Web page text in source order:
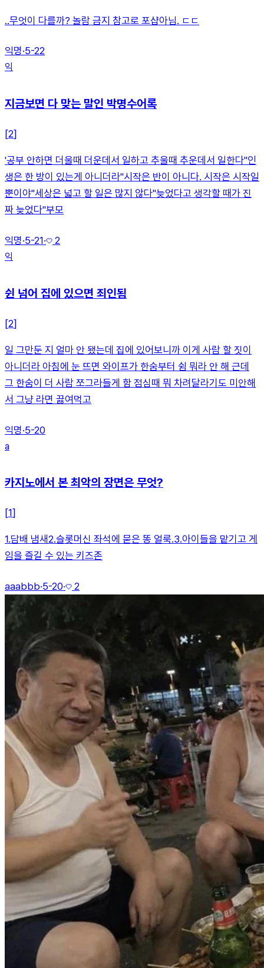
..무엇이 다를까? 놀람 금지 참고로 포샵아님. ㄷㄷ
익명·5-22
익
지금보면 다 맞는 말인 박명수어록
[2]
'공부 안하면 더울때 더운데서 일하고 추울때 추운데서 일한다''인
생은 한 방이 있는게 아니더라''시작은 반이 아니다. 시작은 시작일
뿐이야''세상은 넓고 할 일은 많지 않다''늦었다고 생각할 때가 진
짜 늦었다''부모
익명·5-21· 2
익
쉰 넘어 집에 있으면 죄인됨
[2]
일 그만둔 지 얼마 안 됐는데 집에 있어보니까 이게 사람 할 짓이
아니더라 아침에 눈 뜨면 와이프가 한숨부터 쉼 뭐라 안 해 근데
그 한숨이 더 사람 쪼그라들게 함 점심때 뭐 차려달라기도 미안해
서 그냥 라면 끓여먹고
익명·5-20
a
카지노에서 본 최악의 장면은 무엇?
[1]
1.담배 냄새2.슬롯머신 좌석에 묻은 똥 얼룩.3.아이들을 맡기고 게
임을 즐길 수 있는 키즈존
aaabbb·5-20· 2